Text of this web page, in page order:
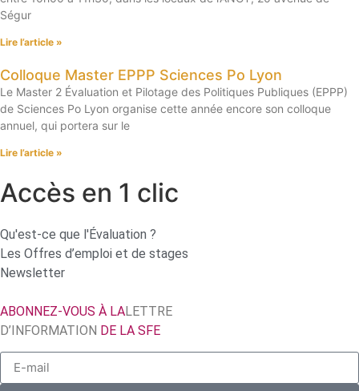
Ségur
Lire l’article »
Colloque Master EPPP Sciences Po Lyon
Le Master 2 Évaluation et Pilotage des Politiques Publiques (EPPP)
de Sciences Po Lyon organise cette année encore son colloque
annuel, qui portera sur le
Lire l’article »
Accès en 1 clic
Qu'est-ce que l'Évaluation ?
Les Offres d’emploi et de stages
Newsletter
ABONNEZ-VOUS À LALETTRE
D’INFORMATION DE LA SFE